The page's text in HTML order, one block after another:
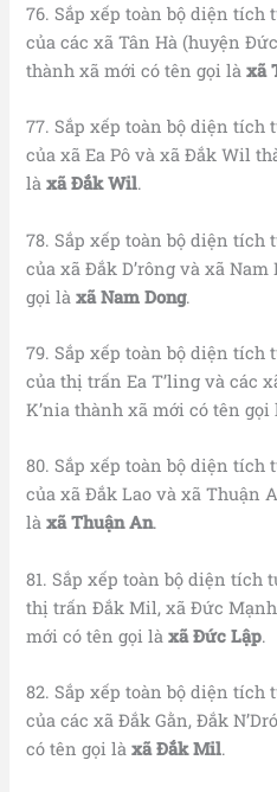
76. Sắp xếp toàn bộ diện tích
của các xã Tân Hà (huyện
thành xã mới có tên gọi làxã
77. Sắp xếp toàn bộ diện tích
của xã Ea Pô và xã Đắk Wil
làxãĐắk Wil.
78. Sắp xếp toàn bộ diện tích
của xã Đắk D’rông và xã
gọi làxã Nam Dong.
79. Sắp xếp toàn bộ diện tích
của thị trấn Ea T’ling và các
K’nia thành xã mới có tên
80. Sắp xếp toàn bộ diện tích
của xã Đắk Lao và xã Thuận
làxã Thuận An.
81. Sắp xếp toàn bộ diện tích
thị trấn Đắk Mil, xã Đức
mới có tên gọi làxã Đức Lập.
82. Sắp xếp toàn bộ diện tích
của các xã Đắk Gằn, Đắk
có tên gọi làxã Đắk Mil.